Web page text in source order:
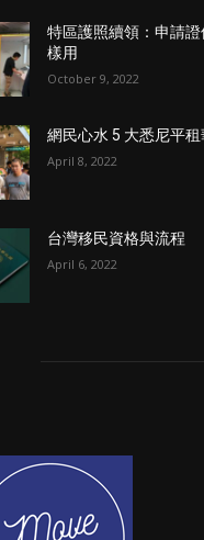
特區護照續領：申請
樣用
October 9, 2022
網民心水 5 大悉尼平
April 8, 2022
台灣移民資格與流程
April 6, 2022